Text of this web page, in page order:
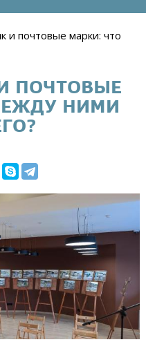
и почтовые марки: что
ПОЧТОВЫЕ
НИМИ